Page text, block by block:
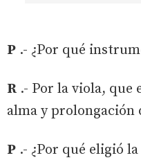
P .- ¿Por qué
R .- Por la viola, que
alma y prolongación
P .- ¿Por qué eligió la